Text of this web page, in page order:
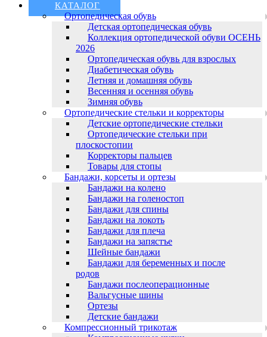
КАТАЛОГ
Ортопедическая обувь
Детская ортопедическая обувь
Коллекция ортопедической обуви ОСЕНЬ
2026
Ортопедическая обувь для взрослых
Диабетическая обувь
Летняя и домашняя обувь
Весенняя и осенняя обувь
Зимняя обувь
Ортопедические стельки и корректоры
Детские ортопедические стельки
Ортопедические стельки при
плоскостопии
Корректоры пальцев
Товары для стопы
Бандажи, корсеты и ортезы
Бандажи на колено
Бандажи на голеностоп
Бандажи для спины
Бандажи на локоть
Бандажи для плеча
Бандажи на запястъе
Шейные бандажи
Бандажи для беременных и после
родов
Бандажи послеоперационные
Вальгусные шины
Ортезы
Детские бандажи
Компрессионный трикотаж